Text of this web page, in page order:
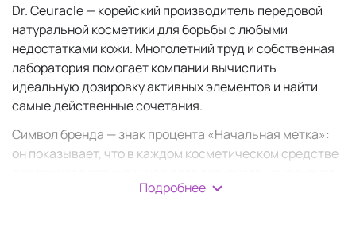
Dr. Ceuracle — корейский производитель передовой
натуральной косметики для борьбы с любыми
недостатками кожи. Многолетний труд и собственная
лаборатория помогает компании вычислить
идеальную дозировку активных элементов и найти
самые действенные сочетания.
Символ бренда — знак процента «Начальная метка»:
он показывает, что в каждом косметическом средстве
Нули в форме семян олицетворяют восстановление и
Подробнее